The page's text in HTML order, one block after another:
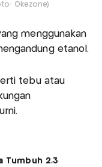
Okezone)
menggunakan
etanol.
tebu atau
Tumbuh 2,3